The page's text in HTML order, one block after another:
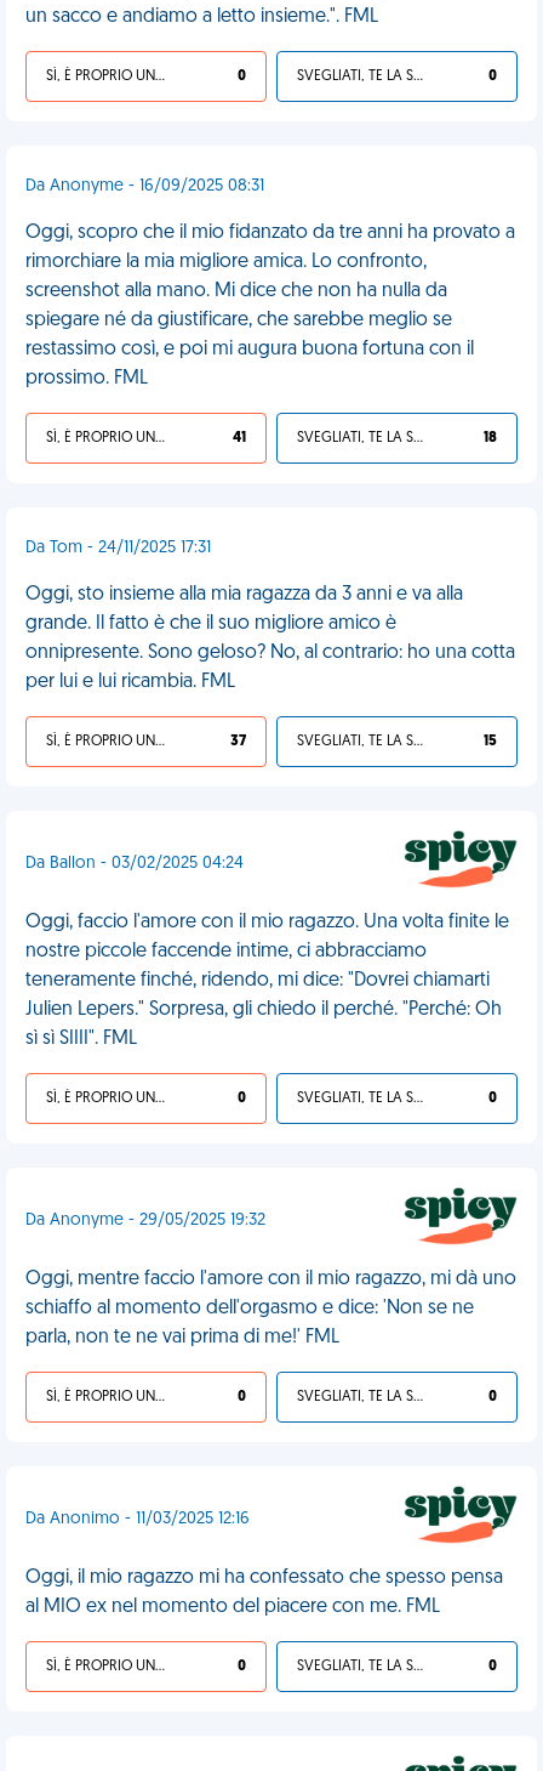
un sacco e andiamo a letto insieme.". FML
SÌ, È PROPRIO UNA VDM! 0 SVEGLIATI, TE LA SEI CERCATA! 0
Da Anonyme - 16/09/2025 08:31
Oggi, scopro che il mio fidanzato da tre anni ha provato a
rimorchiare la mia migliore amica. Lo confronto,
screenshot alla mano. Mi dice che non ha nulla da
spiegare né da giustificare, che sarebbe meglio se
restassimo così, e poi mi augura buona fortuna con il
prossimo. FML
SÌ, È PROPRIO UNA VDM! 41 SVEGLIATI, TE LA SEI CERCATA! 18
Da Tom - 24/11/2025 17:31
Oggi, sto insieme alla mia ragazza da 3 anni e va alla
grande. Il fatto è che il suo migliore amico è
onnipresente. Sono geloso? No, al contrario: ho una cotta
per lui e lui ricambia. FML
SÌ, È PROPRIO UNA VDM! 37 SVEGLIATI, TE LA SEI CERCATA! 15
Da Ballon - 03/02/2025 04:24
Oggi, faccio l'amore con il mio ragazzo. Una volta finite le
nostre piccole faccende intime, ci abbracciamo
teneramente finché, ridendo, mi dice: "Dovrei chiamarti
Julien Lepers." Sorpresa, gli chiedo il perché. "Perché: Oh
sì sì SIIII". FML
SÌ, È PROPRIO UNA VDM! 0 SVEGLIATI, TE LA SEI CERCATA! 0
Da Anonyme - 29/05/2025 19:32
Oggi, mentre faccio l'amore con il mio ragazzo, mi dà uno
schiaffo al momento dell'orgasmo e dice: 'Non se ne
parla, non te ne vai prima di me!' FML
SÌ, È PROPRIO UNA VDM! 0 SVEGLIATI, TE LA SEI CERCATA! 0
Da Anonimo - 11/03/2025 12:16
Oggi, il mio ragazzo mi ha confessato che spesso pensa
al MIO ex nel momento del piacere con me. FML
SÌ, È PROPRIO UNA VDM! 0 SVEGLIATI, TE LA SEI CERCATA! 0